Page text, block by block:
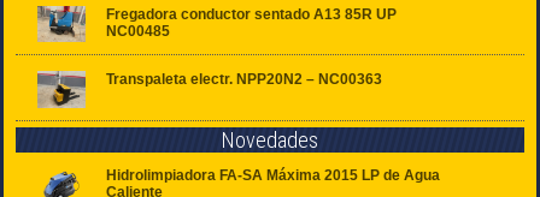
Fregadora conductor sentado A13 85R UP
NC00485
Transpaleta electr. NPP20N2 – NC00363
Novedades
Hidrolimpiadora FA-SA Máxima 2015 LP de Agua
Caliente